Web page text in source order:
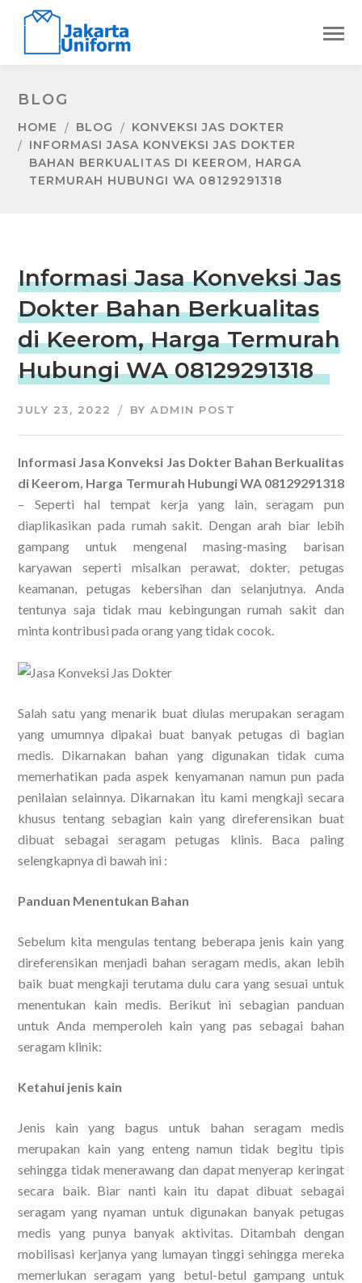
BLOG
HOME BLOG
KONVEKSI JAS DOKTER
INFORMASI JASA KONVEKSI JAS DOKTER
BAHAN BERKUALITAS DI KEEROM, HARGA
TERMURAH HUBUNGI WA 08129291318
Informasi Jasa Konveksi Jas
Dokter Bahan Berkualitas
di Keerom, Harga Termurah
Hubungi WA 08129291318
JULY 23, 2022 BYADMIN POST
Informasi Jasa Konveksi Jas Dokter Bahan Berkualitas
di Keerom, Harga Termurah Hubungi WA 08129291318
– Seperti hal tempat kerja yang lain, seragam pun
diaplikasikan pada rumah sakit. Dengan arah biar lebih
gampang untuk mengenal masing-masing barisan
karyawan seperti misalkan perawat, dokter, petugas
keamanan, petugas kebersihan dan selanjutnya. Anda
tentunya saja tidak mau kebingungan rumah sakit dan
minta kontribusi pada orang yang tidak cocok.
Salah satu yang menarik buat diulas merupakan seragam
yang umumnya dipakai buat banyak petugas di bagian
medis. Dikarnakan bahan yang digunakan tidak cuma
memerhatikan pada aspek kenyamanan namun pun pada
penilaian selainnya. Dikarnakan itu kami mengkaji secara
khusus tentang sebagian kain yang direferensikan buat
dibuat sebagai seragam petugas klinis. Baca paling
selengkapnya di bawah ini :
Panduan Menentukan Bahan
Sebelum kita mengulas tentang beberapa jenis kain yang
direferensikan menjadi bahan seragam medis, akan lebih
baik buat mengkaji terutama dulu cara yang sesuai untuk
menentukan kain medis. Berikut ini sebagian panduan
untuk Anda memperoleh kain yang pas sebagai bahan
seragam klinik:
Ketahui jenis kain
Jenis kain yang bagus untuk bahan seragam medis
merupakan kain yang enteng namun tidak begitu tipis
sehingga tidak menerawang dan dapat menyerap keringat
secara baik. Biar nanti kain itu dapat dibuat sebagai
seragam yang nyaman untuk digunakan banyak petugas
medis yang punya banyak aktivitas. Ditambah dengan
mobilisasi kerjanya yang lumayan tinggi sehingga mereka
memerlukan seragam yang betul-betul gampang untuk